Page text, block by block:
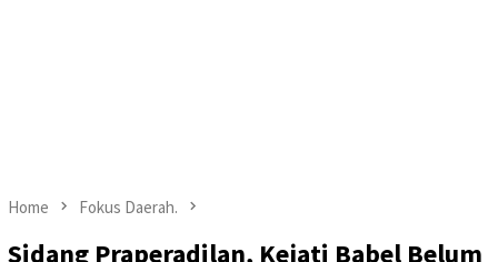
Home Fokus Daerah.
Sidang Praperadilan, Kejati Babel Belum